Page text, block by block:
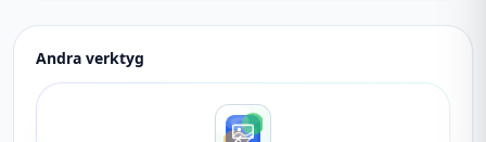
Andra verktyg